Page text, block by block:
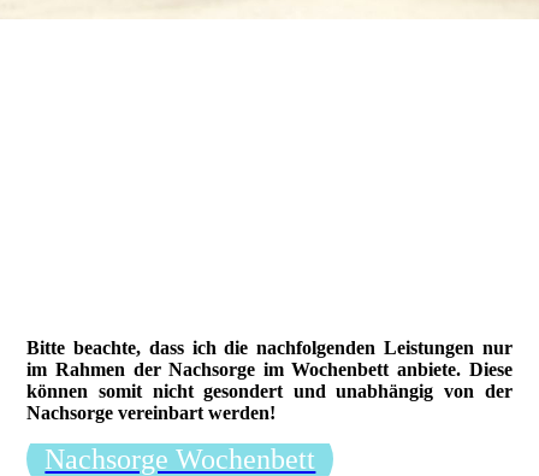
Bitte beachte, dass ich die nachfolgenden Leistungen nur
im Rahmen der Nachsorge im Wochenbett anbiete. Diese
können somit nicht gesondert und unabhängig von der
Nachsorge vereinbart werden!
Nachsorge Wochenbett